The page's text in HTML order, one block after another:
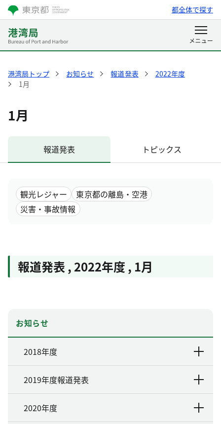
都全体で探す
港湾局トップ お知らせ 報道発表
2022年度
1月
1月
報道発表 トピックス
観光レジャー
東京都の離島・空港
災害・事故情報
報道発表 , 2022年度 , 1月
お知らせ
2018年度
2019年度報道発表
2020年度